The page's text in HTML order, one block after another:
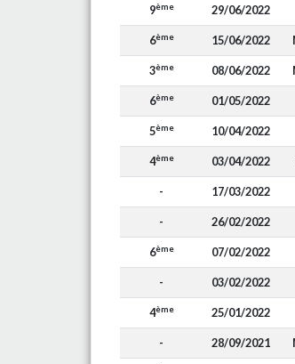
9ème 29/06/2022
6ème 15/06/2022
3ème 08/06/2022
6ème 01/05/2022
5ème 10/04/2022
4ème 03/04/2022
- 17/03/2022
- 26/02/2022
6ème 07/02/2022
- 03/02/2022
4ème 25/01/2022
- 28/09/2021